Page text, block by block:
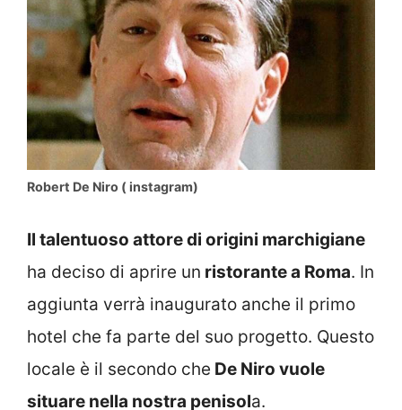
Robert De Niro ( instagram)
Il talentuoso attore di origini marchigiane
ha deciso di aprire un ristorante a Roma. In
aggiunta verrà inaugurato anche il primo
hotel che fa parte del suo progetto. Questo
locale è il secondo che De Niro vuole
situare nella nostra penisola.